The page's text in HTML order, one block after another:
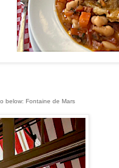
below: Fontaine de Mars